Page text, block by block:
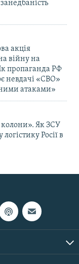
акція
війну на
пропаганда РФ
невдачі «СВО»
атаками»
Як ЗСУ
Росії в